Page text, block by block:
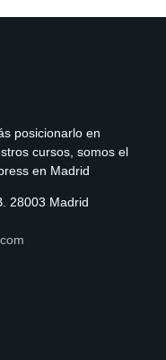
posicionarlo en
cursos, somos el
en Madrid
28003 Madrid